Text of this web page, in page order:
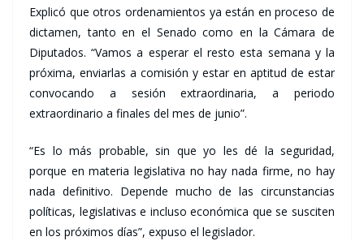
Explicó que otros ordenamientos ya están en proceso de
dictamen, tanto en el Senado como en la Cámara de
Diputados. “Vamos a esperar el resto esta semana y la
próxima, enviarlas a comisión y estar en aptitud de estar
convocando a sesión extraordinaria, a periodo
extraordinario a finales del mes de junio”.
“Es lo más probable, sin que yo les dé la seguridad,
porque en materia legislativa no hay nada firme, no hay
nada definitivo. Depende mucho de las circunstancias
políticas, legislativas e incluso económica que se susciten
en los próximos días”, expuso el legislador.